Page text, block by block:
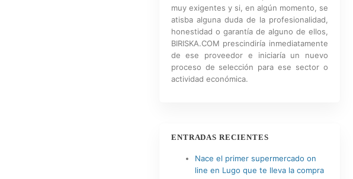
muy exigentes y si, en algún momento, se
atisba alguna duda de la profesionalidad,
honestidad o garantía de alguno de ellos,
BIRISKA.COM prescindiría inmediatamente
de ese proveedor e iniciaría un nuevo
proceso de selección para ese sector o
actividad económica.
ENTRADAS RECIENTES
Nace el primer supermercado on
line en Lugo que te lleva la compra